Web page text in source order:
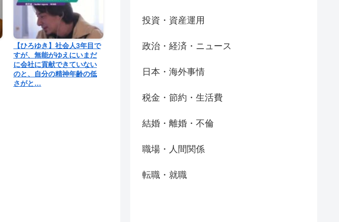
【ひろゆき】社会人3年目で
すが、無能がゆえにいまだ
に会社に貢献できていない
のと、自分の精神年齢の低
さがと…
投資・資産運用
政治・経済・ニュース
日本・海外事情
税金・節約・生活費
結婚・離婚・不倫
職場・人間関係
転職・就職